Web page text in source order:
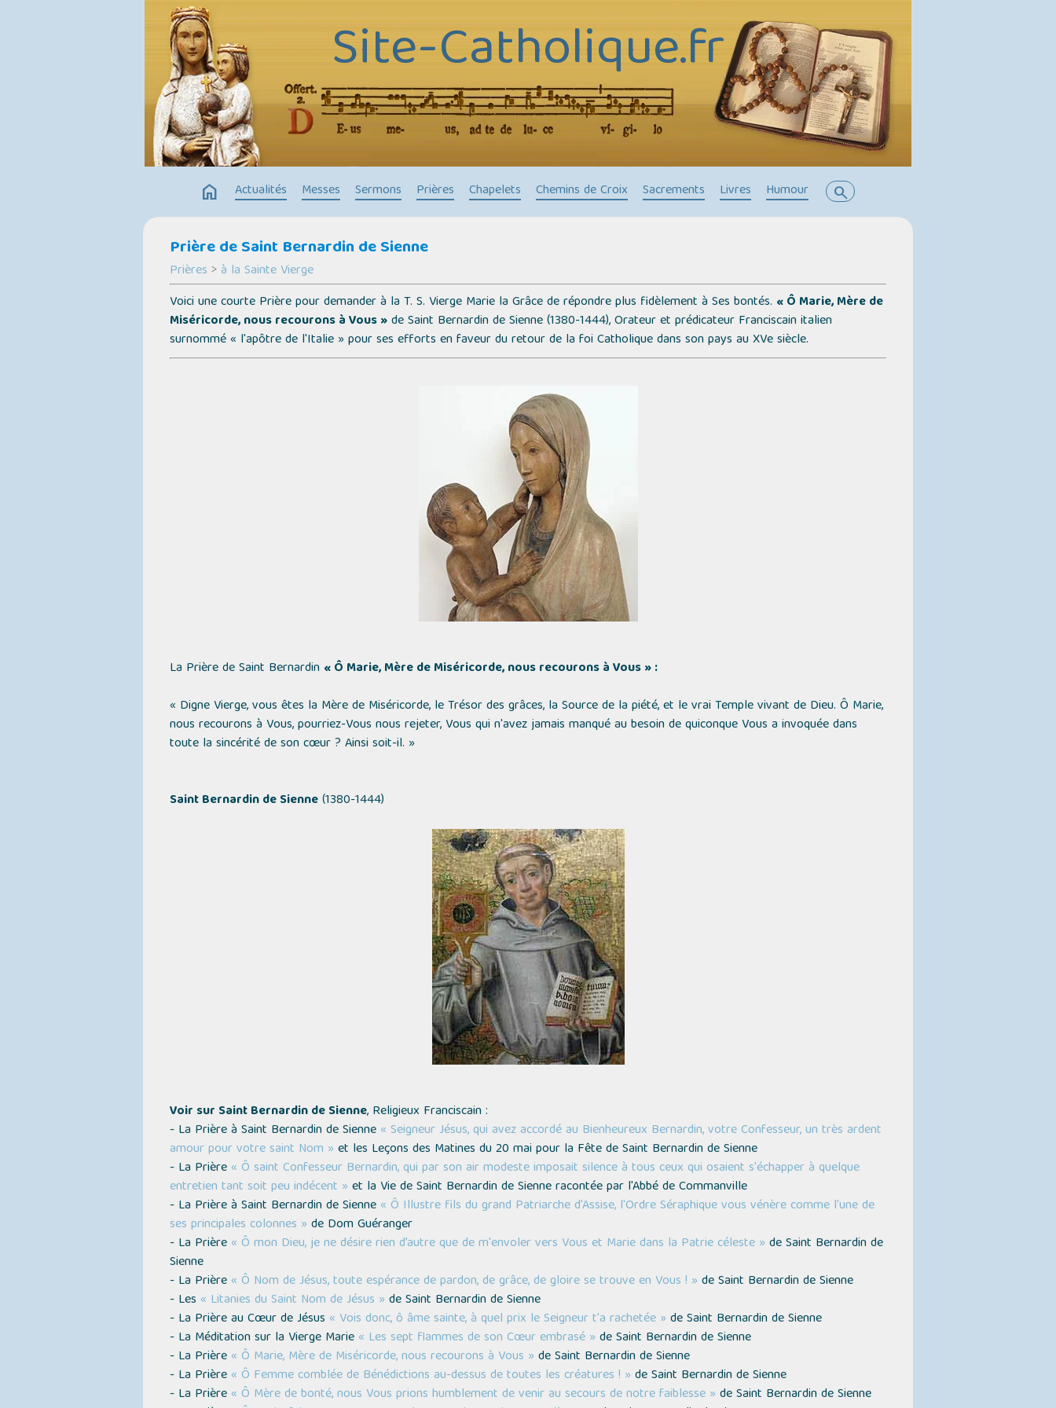
Site-Catholique.fr
home Actualités Messes Sermons Prières Chapelets Chemins de Croix Sacrements Livres Humour search
Prière de Saint Bernardin de Sienne
Prières > à la Sainte Vierge
Voici une courte Prière pour demander à la T. S. Vierge Marie la Grâce de répondre plus fidèlement à Ses bontés. « Ô Marie, Mère de
Miséricorde, nous recourons à Vous »de Saint Bernardin de Sienne (1380-1444), Orateur et prédicateur Franciscain italien
surnommé « l'apôtre de l'Italie » pour ses efforts en faveur du retour de la foi Catholique dans son pays au XVe siècle.
La Prière de Saint Bernardin « Ô Marie, Mère de Miséricorde, nous recourons à Vous » :
« Digne Vierge, vous êtes la Mère de Miséricorde, le Trésor des grâces, la Source de la piété, et le vrai Temple vivant de Dieu. Ô Marie,
nous recourons à Vous, pourriez-Vous nous rejeter, Vous qui n'avez jamais manqué au besoin de quiconque Vous a invoquée dans
toute la sincérité de son cœur ? Ainsi soit-il. »
Saint Bernardin de Sienne(1380-1444)
Voir sur Saint Bernardin de Sienne, Religieux Franciscain :
- La Prière à Saint Bernardin de Sienne « Seigneur Jésus, qui avez accordé au Bienheureux Bernardin, votre Confesseur, un très ardent
amour pour votre saint Nom » et les Leçons des Matines du 20 mai pour la Fête de Saint Bernardin de Sienne
- La Prière « Ô saint Confesseur Bernardin, qui par son air modeste imposait silence à tous ceux qui osaient s'échapper à quelque
entretien tant soit peu indécent » et la Vie de Saint Bernardin de Sienne racontée par l'Abbé de Commanville
- La Prière à Saint Bernardin de Sienne « Ô Illustre fils du grand Patriarche d'Assise, l'Ordre Séraphique vous vénère comme l'une de
ses principales colonnes » de Dom Guéranger
- La Prière « Ô mon Dieu, je ne désire rien d’autre que de m'envoler vers Vous et Marie dans la Patrie céleste » de Saint Bernardin de
Sienne
- La Prière « Ô Nom de Jésus, toute espérance de pardon, de grâce, de gloire se trouve en Vous ! » de Saint Bernardin de Sienne
- Les « Litanies du Saint Nom de Jésus » de Saint Bernardin de Sienne
- La Prière au Cœur de Jésus « Vois donc, ô âme sainte, à quel prix le Seigneur t'a rachetée » de Saint Bernardin de Sienne
- La Méditation sur la Vierge Marie « Les sept flammes de son Cœur embrasé » de Saint Bernardin de Sienne
- La Prière « Ô Marie, Mère de Miséricorde, nous recourons à Vous » de Saint Bernardin de Sienne
- La Prière « Ô Femme comblée de Bénédictions au-dessus de toutes les créatures ! » de Saint Bernardin de Sienne
- La Prière « Ô Mère de bonté, nous Vous prions humblement de venir au secours de notre faiblesse » de Saint Bernardin de Sienne